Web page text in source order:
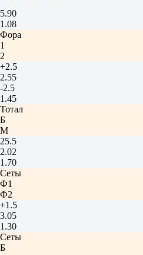
5.90
1.08
Фора
1
2
+2.5
2.55
-2.5
1.45
Тотал
Б
М
25.5
2.02
1.70
Сеты
Ф1
Ф2
+1.5
3.05
1.30
Сеты
Б